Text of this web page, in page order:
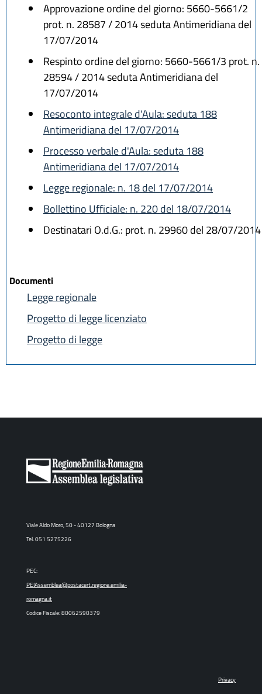
Approvazione ordine del giorno: 5660-5661/2
prot. n. 28587 / 2014 seduta Antimeridiana del
17/07/2014
Respinto ordine del giorno: 5660-5661/3 prot. n.
28594 / 2014 seduta Antimeridiana del
17/07/2014
Resoconto integrale d'Aula: seduta 188
Antimeridiana del 17/07/2014
Processo verbale d'Aula: seduta 188
Antimeridiana del 17/07/2014
Legge regionale: n. 18 del 17/07/2014
Bollettino Ufficiale: n. 220 del 18/07/2014
Destinatari O.d.G.: prot. n. 29960 del 28/07/2014
Documenti
Legge regionale
Progetto di legge licenziato
Progetto di legge
Viale Aldo Moro, 50 - 40127 Bologna
Tel. 051 5275226
PEC:
PEIAssemblea@postacert.regione.emilia-
romagna.it
Codice Fiscale: 80062590379
Privacy